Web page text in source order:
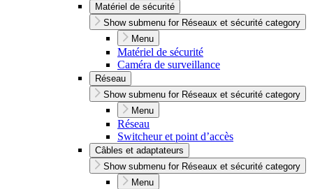
Matériel de sécurité
Show submenu for Réseaux et sécurité category
Menu
Matériel de sécurité
Caméra de surveillance
Réseau
Show submenu for Réseaux et sécurité category
Menu
Réseau
Switcheur et point d’accès
Câbles et adaptateurs
Show submenu for Réseaux et sécurité category
Menu